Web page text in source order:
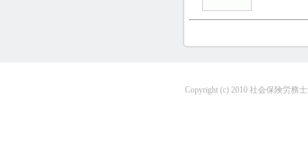
Copyright (c) 2010 社会保険労務